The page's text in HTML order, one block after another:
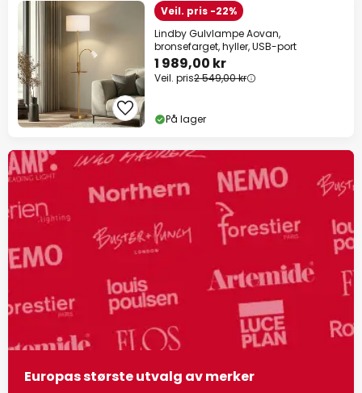
Veil. pris -22%
Lindby Gulvlampe Aovan,
bronsefarget, hyller, USB-port
1 989,00 kr
Veil. pris2 549,00 kr
På lager
Europas største utvalg av merker